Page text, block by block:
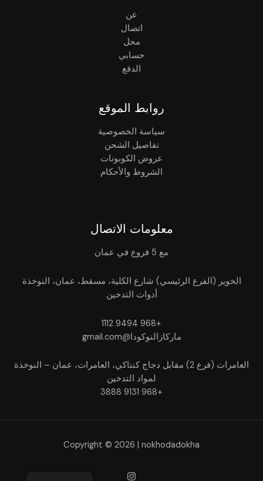
عن
اتصال
محل
حسابي
الدفع
روابط الموقع
سياسة الخصوصية
تفاصيل الشحن
عروض الكوبونات
الشروط والأحكام
معلومات الاتصال
مع 5 فروع في عمان
الخوير (الفرع الرئيسي) شارع الكلية، مسقط، عمان، النوخذة
أدوات التدخين
+968 9494 1112
ماركازالنوكودا@gmail.com
العامرات (فرع 2) مقابل دجاج كنتاكي، العامرات، عمان – النوخذة
لمواد التدخين
+968 9131 3888
Copyright © 2026 | nokhodadokha